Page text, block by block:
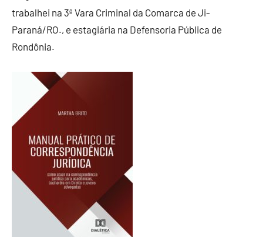
trabalhei na 3ª Vara Criminal da Comarca de Ji-
Paraná/RO., e estagiária na Defensoria Pública de
Rondônia.